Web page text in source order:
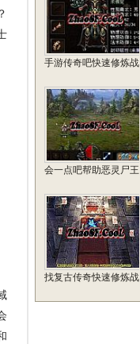
手游传奇吧快速修炼战
会一点吧帮助恶灵尸王
找复古传奇快速修炼战